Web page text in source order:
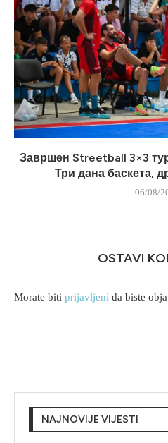
Завршен Streetball 3×3
Три дана баскета,
06/08/
OSTAVI
Morate biti prijavljeni da biste
NAJNOVIJE VIJESTI